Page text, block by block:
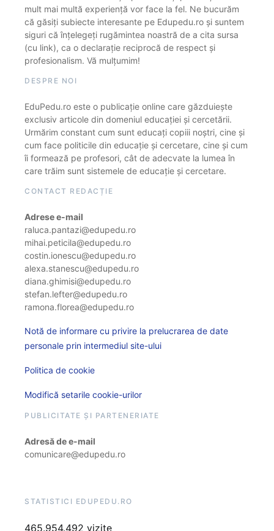
mult mai multă experiență vor face la fel. Ne bucurăm
că găsiți subiecte interesante pe Edupedu.ro și suntem
siguri că înțelegeți rugămintea noastră de a cita sursa
(cu link), ca o declarație reciprocă de respect și
profesionalism. Vă mulțumim!
DESPRE NOI
EduPedu.ro este o publicație online care găzduiește
exclusiv articole din domeniul educației și cercetării.
Urmărim constant cum sunt educați copiii noștri, cine și
cum face politicile din educație și cercetare, cine și cum
îi formează pe profesori, cât de adecvate la lumea în
care trăim sunt sistemele de educație și cercetare.
CONTACT REDACȚIE
Adrese e-mail
raluca.pantazi@edupedu.ro
mihai.peticila@edupedu.ro
costin.ionescu@edupedu.ro
alexa.stanescu@edupedu.ro
diana.ghimisi@edupedu.ro
stefan.lefter@edupedu.ro
ramona.florea@edupedu.ro
Notă de informare cu privire la prelucrarea de date
personale prin intermediul site-ului
Politica de cookie
Modifică setarile cookie-urilor
PUBLICITATE ȘI PARTENERIATE
Adresă de e-mail
comunicare@edupedu.ro
STATISTICI EDUPEDU.RO
465.954.492 vizite